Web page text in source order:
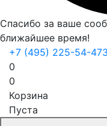
Спасибо за ваше
ближайшее время!
+7 (495) 225-54-47
0
0
Корзина
Пуста